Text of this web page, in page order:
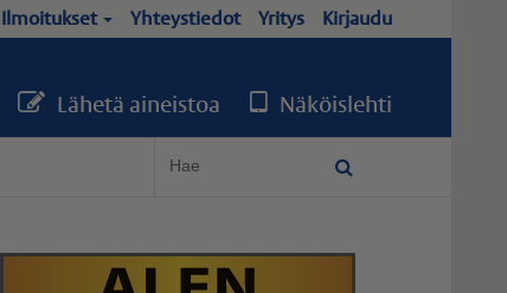
Ilmoitukset Yhteystiedot Yritys Kirjaudu
Lähetä aineistoa Näköislehti